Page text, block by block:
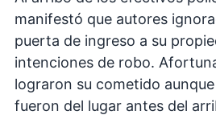
manifestó que autores
puerta de ingreso a su
intenciones de robo.
lograron su cometido
fueron del lugar antes del